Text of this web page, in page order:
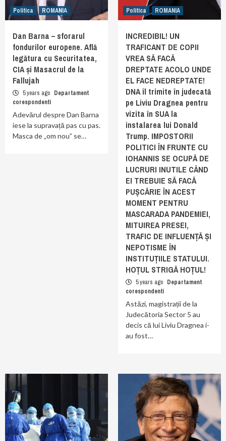
Politica ROMANIA
Dan Barna – sforarul
fondurilor europene. Află
legătura cu Securitatea,
CIA și Masacrul de la
Fallujah
5 years ago Departament
corespondenti
Adevărul despre Dan Barna
iese la supravață pas cu pas.
Masca de „om nou” se…
Politica ROMANIA
INCREDIBIL! UN
TRAFICANT DE COPII
VREA SĂ FACĂ
DREPTATE ACOLO UNDE
EL FACE NEDREPTATE!
DNA îl trimite în judecată
pe Liviu Dragnea pentru
vizita în SUA la
instalarea lui Donald
Trump. IMPOSTORII
POLITICI ÎN FRUNTE CU
IOHANNIS SE OCUPĂ DE
LUCRURI INUTILE CÂND
EI TREBUIE SĂ FACĂ
PUȘCĂRIE ÎN ACEST
MOMENT PENTRU
MASCARADA PANDEMIEI,
MITUIREA PRESEI,
TRAFIC DE INFLUENȚĂ ȘI
NEPOTISME ÎN
INSTITUȚIILE STATULUI.
HOȚUL STRIGĂ HOȚUL!
5 years ago Departament
corespondenti
Astăzi, magistrații de la
Judecătoria Sector 5 au
decis că lui Liviu Dragnea i-
au fost…